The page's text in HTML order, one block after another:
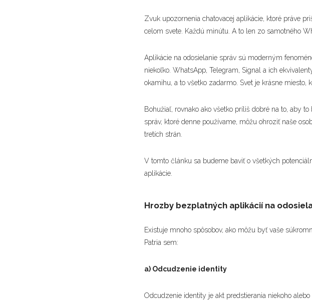
Zvuk upozornenia chatovacej aplikácie, ktoré práve
celom svete. Každú minútu. A to len zo samotného
Aplikácie na odosielanie správ sú moderným
niekoľko. WhatsApp, Telegram, Signal a ich
okamihu, a to všetko zadarmo. Svet je krásne miesto,
Bohužiaľ, rovnako ako všetko príliš dobré na to, aby
správ, ktoré denne používame, môžu ohroziť naše
tretích strán.
V tomto článku sa budeme baviť o všetkých
aplikácie.
Hrozby bezplatných aplikácií na
Existuje mnoho spôsobov, ako môžu byť vaše
Patria sem:
a) Odcudzenie identity
Odcudzenie identity je akt predstierania niekoho